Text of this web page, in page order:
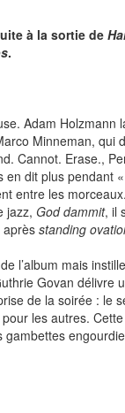
à la sortie de
.
Adam Holzmann
Minneman, qui
Cannot. Erase.,
dit plus pendant
entre les
jazz, God dammit, il
après standing
l’album mais
Govan délivre
de la soirée : le
les autres.
gambettes